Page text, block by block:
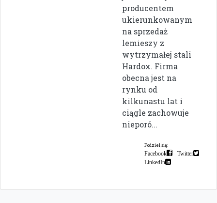
producentem
ukierunkowanym
na sprzedaż
lemieszy z
wytrzymałej stali
Hardox. Firma
obecna jest na
rynku od
kilkunastu lat i
ciągle zachowuje
nieporó...
Podziel się:
Facebook
Twitter
LinkedIn